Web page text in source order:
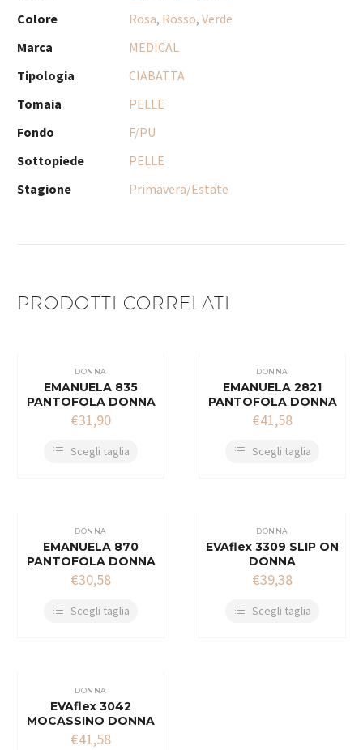
Colore
Rosa, Rosso, Verde
Marca
MEDICAL
Tipologia
CIABATTA
Tomaia
PELLE
Fondo
F/PU
Sottopiede
PELLE
Stagione
Primavera/Estate
PRODOTTI CORRELATI
DONNA
EMANUELA 835
PANTOFOLA DONNA
€31,90
Scegli taglia
DONNA
EMANUELA 2821
PANTOFOLA DONNA
€41,58
Scegli taglia
DONNA
EMANUELA 870
PANTOFOLA DONNA
€30,58
Scegli taglia
DONNA
EVAflex 3309 SLIP ON
DONNA
€39,38
Scegli taglia
DONNA
EVAflex 3042
MOCASSINO DONNA
€41,58